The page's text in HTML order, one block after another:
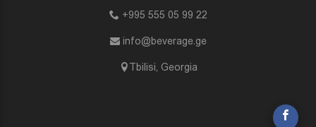
+995 555 05 99 22
info@beverage.ge
Tbilisi, Georgia